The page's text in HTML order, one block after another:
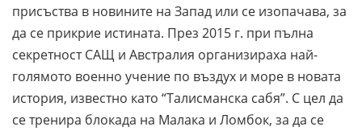
присъства в новините на Запад или се изопачава, за
да се прикрие истината. През 2015 г. при пълна
секретност САЩ и Австралия организираха най-
голямото военно учение по въздух и море в новата
история, известно като “Талисманска сабя”. С цел да
се тренира блокада на Малака и Ломбок, за да се